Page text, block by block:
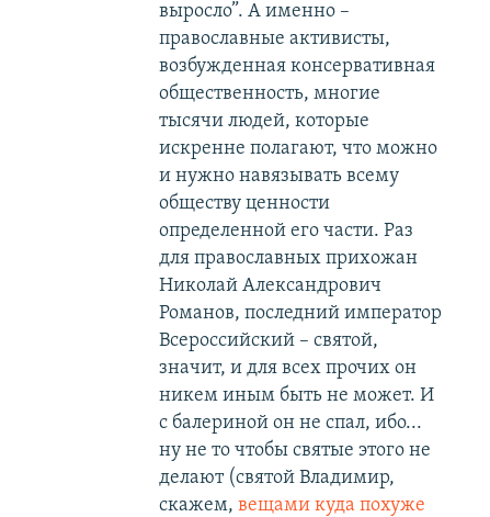
выросло”. А именно –
православные активисты,
возбужденная консервативная
общественность, многие
тысячи людей, которые
искренне полагают, что можно
и нужно навязывать всему
обществу ценности
определенной его части. Раз
для православных прихожан
Николай Александрович
Романов, последний император
Всероссийский – святой,
значит, и для всех прочих он
никем иным быть не может. И
с балериной он не спал, ибо...
ну не то чтобы святые этого не
делают (святой Владимир,
скажем, вещами куда похуже